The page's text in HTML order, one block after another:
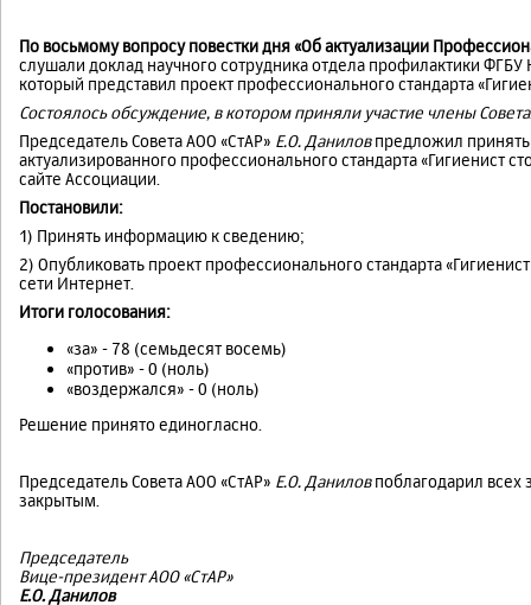
По восьмому вопросу повестки дня«Об актуализации
слушали доклад научного сотрудника отдела профилактики
который представил проект профессионального стандарта
Состоялось обсуждение, в котором приняли участие члены
Председатель Совета АОО «СтАР» Е.О. Даниловпредложил
актуализированного профессионального стандарта «Гигиенист
сайте Ассоциации.
Постановили:
1) Принять информацию к сведению;
2) Опубликовать проект профессионального стандарта
сети Интернет.
Итоги голосования:
«за» - 78 (семьдесят восемь)
«против» - 0 (ноль)
«воздержался» - 0 (ноль)
Решение принято единогласно.
Председатель Совета АОО «СтАР» Е.О. Даниловпоблагодарил всех
закрытым.
Председатель
Вице-президент АОО «СтАР»
Е.О. Данилов